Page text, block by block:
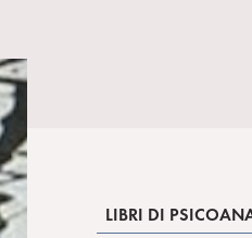
LIBRI DI